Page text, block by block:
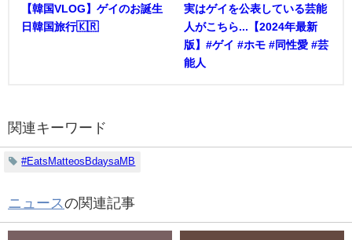
【韓国VLOG】ゲイのお誕生
日韓国旅行🇰🇷
実はゲイを公表している芸能
人がこちら...【2024年最新
版】#ゲイ #ホモ #同性愛 #芸
能人
関連キーワード
#EatsMatteosBdaysaMB
ニュースの関連記事